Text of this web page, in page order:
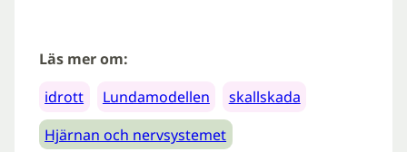
Läs mer om:
idrott
Lundamodellen
skallskada
Hjärnan och nervsystemet